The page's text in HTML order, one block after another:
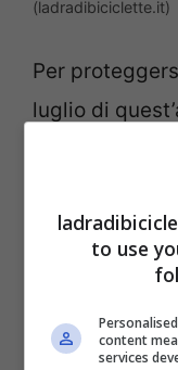
(ladradibiciclette.it)
Per
luglio di
vietare ai
porto della
le autorità
diverse
to use
content
services